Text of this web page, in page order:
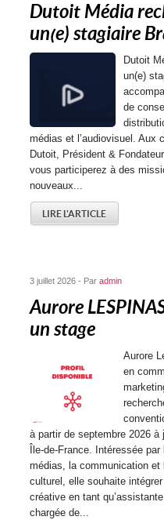
Dutoit Média
un(e) stagiaire
Dutoit
un(e)
de
médias et l’audiovisuel. Aux
Dutoit, Président &
vous participerez à des
nouveaux...
LIRE L'ARTICLE
3 juillet 2026 - Paradmin
Aurore
un stage
Aurore
en
à partir de septembre 2026 à
Île-de-France. Intéressée
médias, la communication et
culturel, elle souhaite
créative en tant
chargée de...